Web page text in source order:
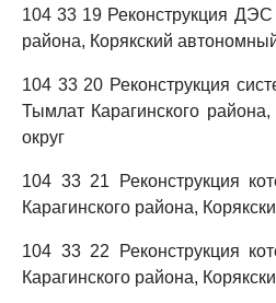
104 33 19 Реконструкция
района, Корякский
104 33 20 Реконструкция
Тымлат Карагинского
округ
104 33 21 Реконструкция
Карагинского района,
104 33 22 Реконструкция
Карагинского района,